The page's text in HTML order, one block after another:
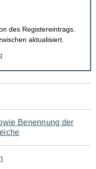
des Registereintrags.
aktualisiert.
Benennung der